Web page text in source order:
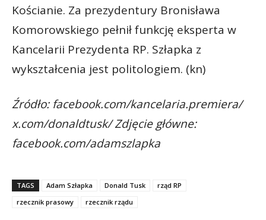
Kościanie. Za prezydentury Bronisława
Komorowskiego pełnił funkcję eksperta w
Kancelarii Prezydenta RP. Szłapka z
wykształcenia jest politologiem. (kn)
Źródło: facebook.com/kancelaria.premiera/
x.com/donaldtusk/ Zdjęcie główne:
facebook.com/adamszlapka
TAGS Adam Szłapka Donald Tusk
rząd RP
rzecznik prasowy
rzecznik rządu